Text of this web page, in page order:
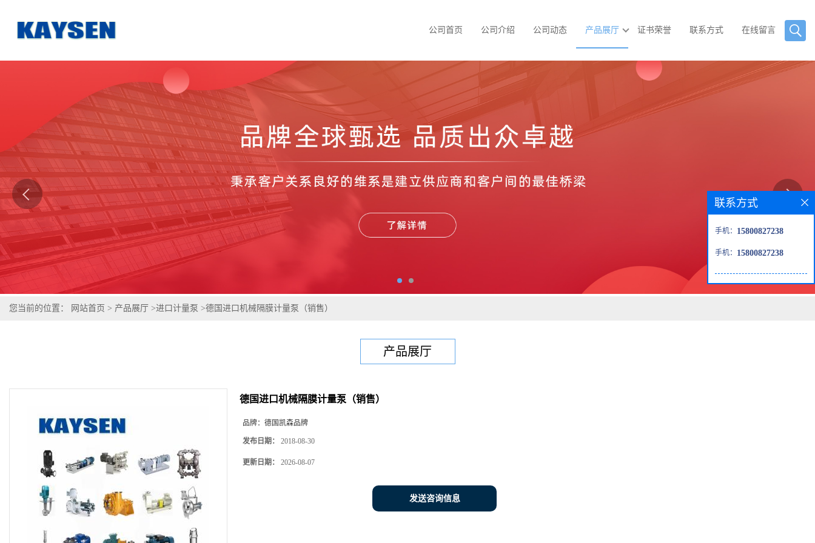
公司首页 公司介绍 公司动态 产品展厅 证书荣誉 联系方式 在线留言
您当前的位置： 网站首页 > 产品展厅 >进口计量泵 >德国进口机械隔膜计量泵（销售）
产品展厅
德国进口机械隔膜计量泵（销售）
品牌： 德国凯森品牌
发布日期： 2018-08-30
更新日期： 2026-08-07
发送咨询信息
联系方式
手机： 15800827238
手机： 15800827238